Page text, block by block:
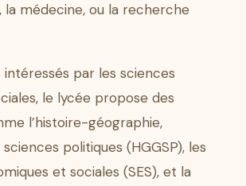
la médecine, ou la recherche
intéressés par les sciences
le lycée propose des
l’histoire-géographie,
politiques (HGGSP), les
et sociales (SES), et la